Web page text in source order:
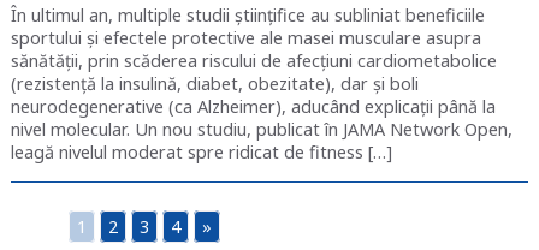
În ultimul an, multiple studii științifice au subliniat beneficiile
sportului și efectele protective ale masei musculare asupra
sănătății, prin scăderea riscului de afecțiuni cardiometabolice
(rezistență la insulină, diabet, obezitate), dar și boli
neurodegenerative (ca Alzheimer), aducând explicații până la
nivel molecular. Un nou studiu, publicat în JAMA Network Open,
leagă nivelul moderat spre ridicat de fitness […]
1 2 3 4 »